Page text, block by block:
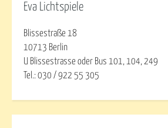
Eva Lichtspiele
Blissestraße 18
10713 Berlin
U Blissestrasse oder Bus 101, 104, 249
Tel.: 030 / 922 55 305